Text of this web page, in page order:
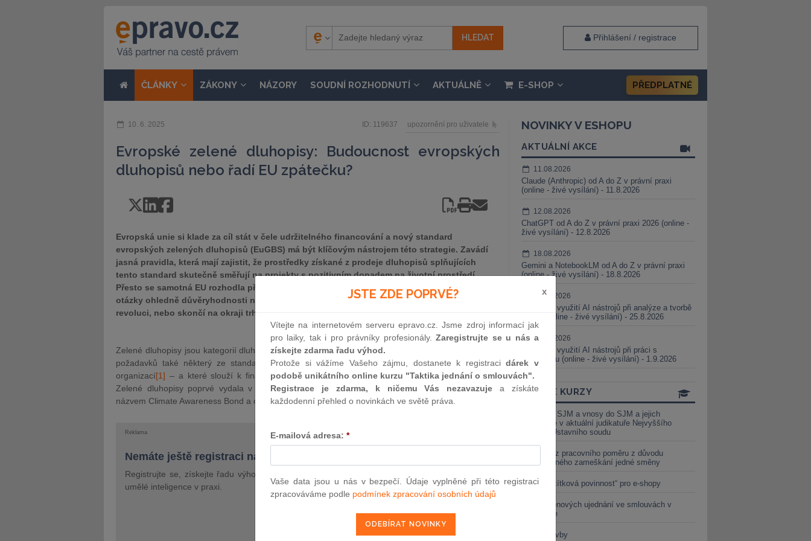
Přihlášení / registrace
ČLÁNKY ZÁKONY NÁZORY SOUDNÍ ROZHODNUTÍ AKTUÁLNĚ E-SHOP PŘEDPLATNÉ
10. 6. 2025 ID: 119637 upozornění pro uživatele
Evropské zelené dluhopisy: Budoucnost evropských
dluhopisů nebo řadí EU zpátečku?
Evropská unie si klade za cíl stát v čele udržitelného financování a nový standard
evropských zelených dluhopisů (EuGBS) má být klíčovým nástrojem této strategie. Zavádí
jasná pravidla, která mají zajistit, že prostředky získané z prodeje dluhopisů splňujících
tento standard skutečně směřují na projekty s pozitivním dopadem na životní prostředí.
Přesto se samotná EU rozhodla při vlastních emisích EuGBS nevyužít, což vyvolalo kritiku a
otázky ohledně důvěryhodnosti nového systému. Zůstává tak nejasné, zda EuGBS přinese
revoluci, nebo skončí na okraji trhu udržitelných financí.
Zelené dluhopisy jsou kategorií dluhopisů, jejichž emitenti dobrovolně splňují nad rámec zákonných
požadavků také některý ze standardů stanovených nezávislým subjektem – zpravidla nevládní
organizací[1] – a které slouží k financování projektů s pozitivním dopadem na životní prostředí.
Zelené dluhopisy poprvé vydala v roce 2007 Evropská investiční banka (EIB), tehdy ještě pod
názvem Climate Awareness Bond a od té doby se jejich trh dynamicky rozrostl.
Reklama
Nemáte ještě registraci na epravo.cz?
Registrujte se, získejte řadu výhod a jako dárek Vám zašleme aktuální online kurz na využití
umělé inteligence v praxi.
NOVINKY V ESHOPU
AKTUÁLNÍ AKCE
11.08.2026
Claude (Anthropic) od A do Z v právní praxi
(online - živé vysílání) - 11.8.2026
12.08.2026
ChatGPT od A do Z v právní praxi 2026 (online -
živé vysílání) - 12.8.2026
18.08.2026
Gemini a NotebookLM od A do Z v právní praxi
(online - živé vysílání) - 18.8.2026
25.08.2026
Praktické využití AI nástrojů při analýze a tvorbě
smluv (online - živé vysílání) - 25.8.2026
01.09.2026
Praktické využití AI nástrojů při práci s
judikaturou (online - živé vysílání) - 1.9.2026
ONLINE KURZY
Vnosy ze SJM a vnosy do SJM a jejich
valorizace v aktuální judikatuře Nejvyššího
soudu a Ústavního soudu
Výpověď z pracovního poměru z důvodu
neomluveného zameškání jedné směny
Nová „tlačítková povinnost“ pro e-shopy
Změna cenových ujednání ve smlouvách v
energetice
Černé stavby
JSTE ZDE POPRVÉ? x
Vítejte na internetovém serveru epravo.cz. Jsme zdroj informací jak
pro laiky, tak i pro právníky profesionály.Zaregistrujte se u nás a
získejte zdarma řadu výhod.
Protože si vážíme Vašeho zájmu, dostanete k registracidárek v
podobě unikátního online kurzu "Taktika jednání o smlouvách".
Registrace je zdarma, k ničemu Vás nezavazuje a získáte
každodenní přehled o novinkách ve světě práva.
E-mailová adresa: *
Vaše data jsou u nás v bezpečí. Údaje vyplněné při této registraci
zpracováváme podle podmínek zpracování osobních údajů